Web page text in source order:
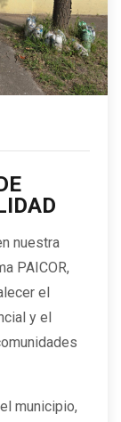
nuestra
PAICOR,
el
y el
municipio,